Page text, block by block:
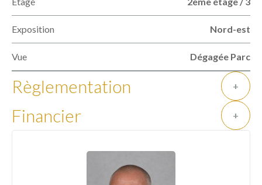
Exposition Nord-est
Vue Dégagée Parc
Règlementation +
Financier +